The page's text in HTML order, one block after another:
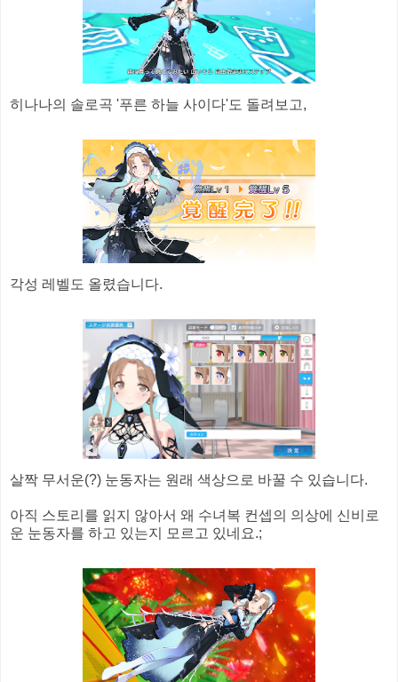
히나나의 솔로곡 '푸른 하늘 사이다'도 돌려보고,
각성 레벨도 올렸습니다.
살짝 무서운(?) 눈동자는 원래 색상으로 바꿀 수 있습니다.
아직 스토리를 읽지 않아서 왜 수녀복 컨셉의 의상에 신비로
운 눈동자를 하고 있는지 모르고 있네요.;